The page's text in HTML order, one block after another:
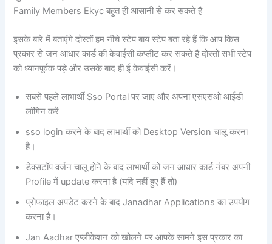
Family Members Ekyc बहुत ही आसानी से कर सकते हैं
इसके बारे में बताएंगे दोस्तों हम नीचे स्टेप बाय स्टेप बता रहे हैं कि आप किस
प्रकार से जन आधार कार्ड की केवाईसी कंप्लीट कर सकते हैं दोस्तों सभी स्टेप
को ध्यानपूर्वक पड़े और उसके बाद ही ई केवाईसी करें।
सबसे पहले लाभार्थी Sso Portal पर जाएं और अपना एसएसओ आईडी
लॉगिन करें
sso login करने के बाद लाभार्थी को Desktop Version चालू करना
है।
डेक्सटॉप वर्जन चालू होने के बाद लाभार्थी को जन आधार कार्ड नंबर अपनी
Profile में update करना है (यदि नहीं हुए हैं तो)
प्रोफाइल अपडेट करने के बाद Janadhar Applications का उपयोग
करना है।
Jan Aadhar एप्लीकेशन को खोलने पर आपके सामने इस प्रकार का